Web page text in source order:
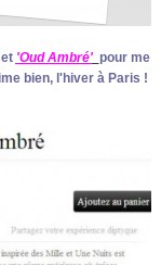
'Oud Ambré' pour me
bien, l'hiver à Paris !